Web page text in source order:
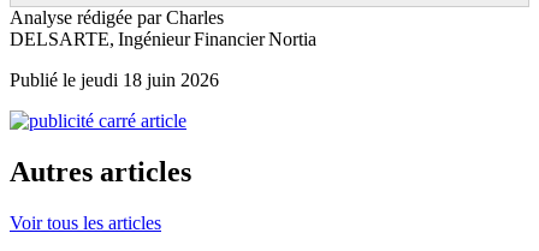
Analyse rédigée par Charles
DELSARTE, Ingénieur Financier Nortia
Publié le jeudi 18 juin 2026
Autres articles
Voir tous les articles